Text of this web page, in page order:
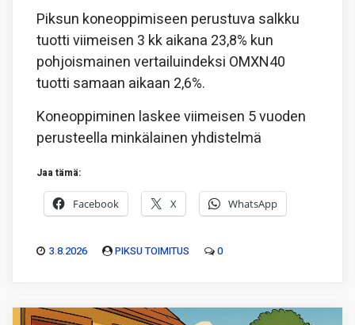
Piksun koneoppimiseen perustuva salkku
tuotti viimeisen 3 kk aikana 23,8% kun
pohjoismainen vertailuindeksi OMXN40
tuotti samaan aikaan 2,6%.
Koneoppiminen laskee viimeisen 5 vuoden
perusteella minkälainen yhdistelmä
Jaa tämä:
Facebook X WhatsApp
3.8.2026 PIKSU TOIMITUS 0